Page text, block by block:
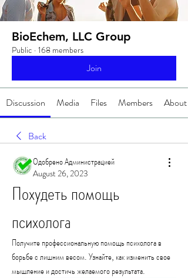
BioEchem, LLC Group
Public · 168 members
Join
Discussion Media Files Members About
Back
Одобрено Администрацией
August 26, 2023
Похудеть помощь
психолога
Получите профессиональную помощь психолога в
борьбе с лишним весом. Узнайте, как изменить свое
мышление и достичь желаемого результата.